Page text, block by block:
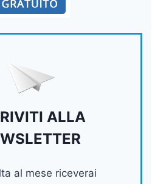
ALLA
al mese riceverai